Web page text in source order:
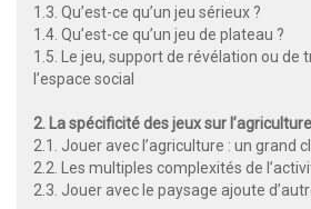
1.3. Qu’est-ce qu’un jeu sérieux ?
1.4. Qu’est-ce qu’un jeu de plateau ?
1.5. Le jeu, support de révélation ou de
l’espace social
2. La spécificité des jeux sur
2.1. Jouer avec l’agriculture : un grand
2.2. Les multiples complexités de
2.3. Jouer avec le paysage ajoute